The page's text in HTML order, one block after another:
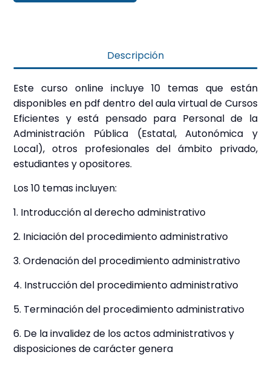
Descripción
Este curso online incluye 10 temas que están
disponibles en pdf dentro del aula virtual de Cursos
Eficientes y está pensado para Personal de la
Administración Pública (Estatal, Autonómica y
Local), otros profesionales del ámbito privado,
estudiantes y opositores.
Los 10 temas incluyen:
1. Introducción al derecho administrativo
2. Iniciación del procedimiento administrativo
3. Ordenación del procedimiento administrativo
4. Instrucción del procedimiento administrativo
5. Terminación del procedimiento administrativo
6. De la invalidez de los actos administrativos y
disposiciones de carácter genera